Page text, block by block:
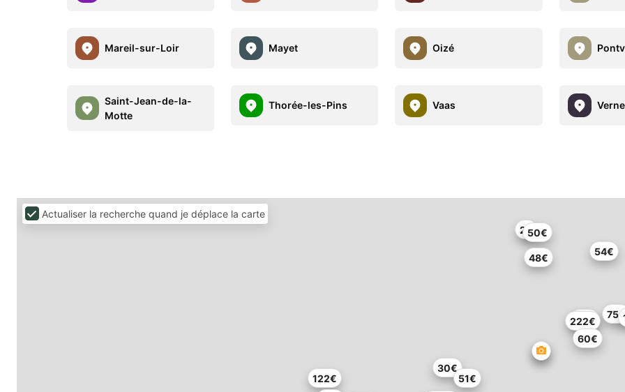
Mareil-sur-Loir Mayet Oizé
Saint-Jean-de-la-
Motte
Thorée-les-Pins Vaas
38€
222€
50€
54€
48€
75€
60€
2€
51€
30€
122€
Actualiser la recherche quand je déplace la carte